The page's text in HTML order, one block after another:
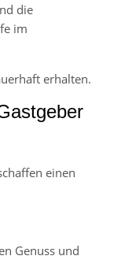
die
im
erhalten.
einen
Genuss und